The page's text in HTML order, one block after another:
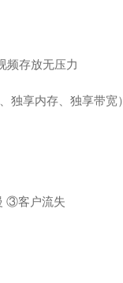
频存放无压力
独享内存、独享带宽）
③客户流失